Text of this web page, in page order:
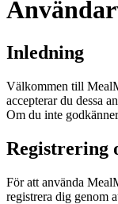
Inledning
Välkommen till
accepterar du dessa
Om du inte
Registrering
För att använda
registrera dig genom